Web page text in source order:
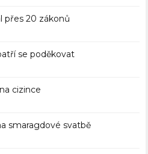
přes 20 zákonů
se poděkovat
cizince
smaragdové svatbě